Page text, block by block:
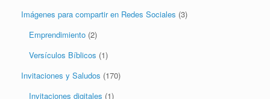
Imágenes para compartir en Redes Sociales (3)
Emprendimiento (2)
Versículos Bíblicos (1)
Invitaciones y Saludos (170)
Invitaciones digitales (1)